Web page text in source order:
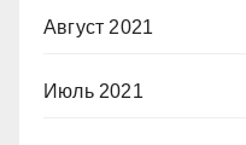
Август 2021
Июль 2021